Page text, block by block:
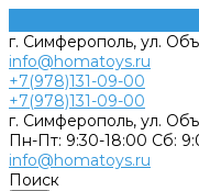
г. Симферополь, ул.
info@homatoys.ru
+7(978)131-09-00
+7(978)131-09-00
г. Симферополь, ул.
Пн-Пт: 9:30-18:00 Cб:
info@homatoys.ru
Поиск